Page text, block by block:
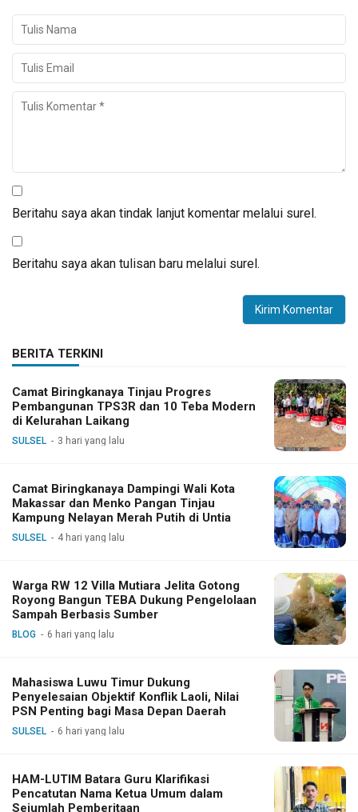
Beritahu saya akan tindak lanjut komentar melalui surel.
Beritahu saya akan tulisan baru melalui surel.
BERITA TERKINI
Camat Biringkanaya Tinjau Progres
Pembangunan TPS3R dan 10 Teba Modern
di Kelurahan Laikang
SULSEL 3 hari yang lalu
Camat Biringkanaya Dampingi Wali Kota
Makassar dan Menko Pangan Tinjau
Kampung Nelayan Merah Putih di Untia
SULSEL 4 hari yang lalu
Warga RW 12 Villa Mutiara Jelita Gotong
Royong Bangun TEBA Dukung Pengelolaan
Sampah Berbasis Sumber
BLOG 6 hari yang lalu
Mahasiswa Luwu Timur Dukung
Penyelesaian Objektif Konflik Laoli, Nilai
PSN Penting bagi Masa Depan Daerah
SULSEL 6 hari yang lalu
HAM-LUTIM Batara Guru Klarifikasi
Pencatutan Nama Ketua Umum dalam
Sejumlah Pemberitaan